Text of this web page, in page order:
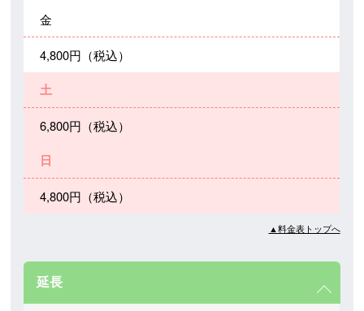
金
4,800円（税込）
土
6,800円（税込）
日
4,800円（税込）
▲料金表トップへ
延長